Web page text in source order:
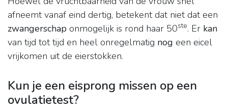
afneemt vanaf eind dertig, betekent dat niet dat een
zwangerschap onmogelijk is rond haar 50ste. Er kan
van tijd tot tijd en heel onregelmatig nog een eicel
vrijkomen uit de eierstokken.
Kun je een eisprong missen op een
ovulatietest?